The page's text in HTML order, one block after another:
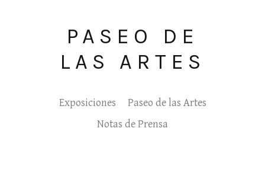
PASEO DE
LAS ARTES
Exposiciones
Paseo de las Artes
Notas de Prensa